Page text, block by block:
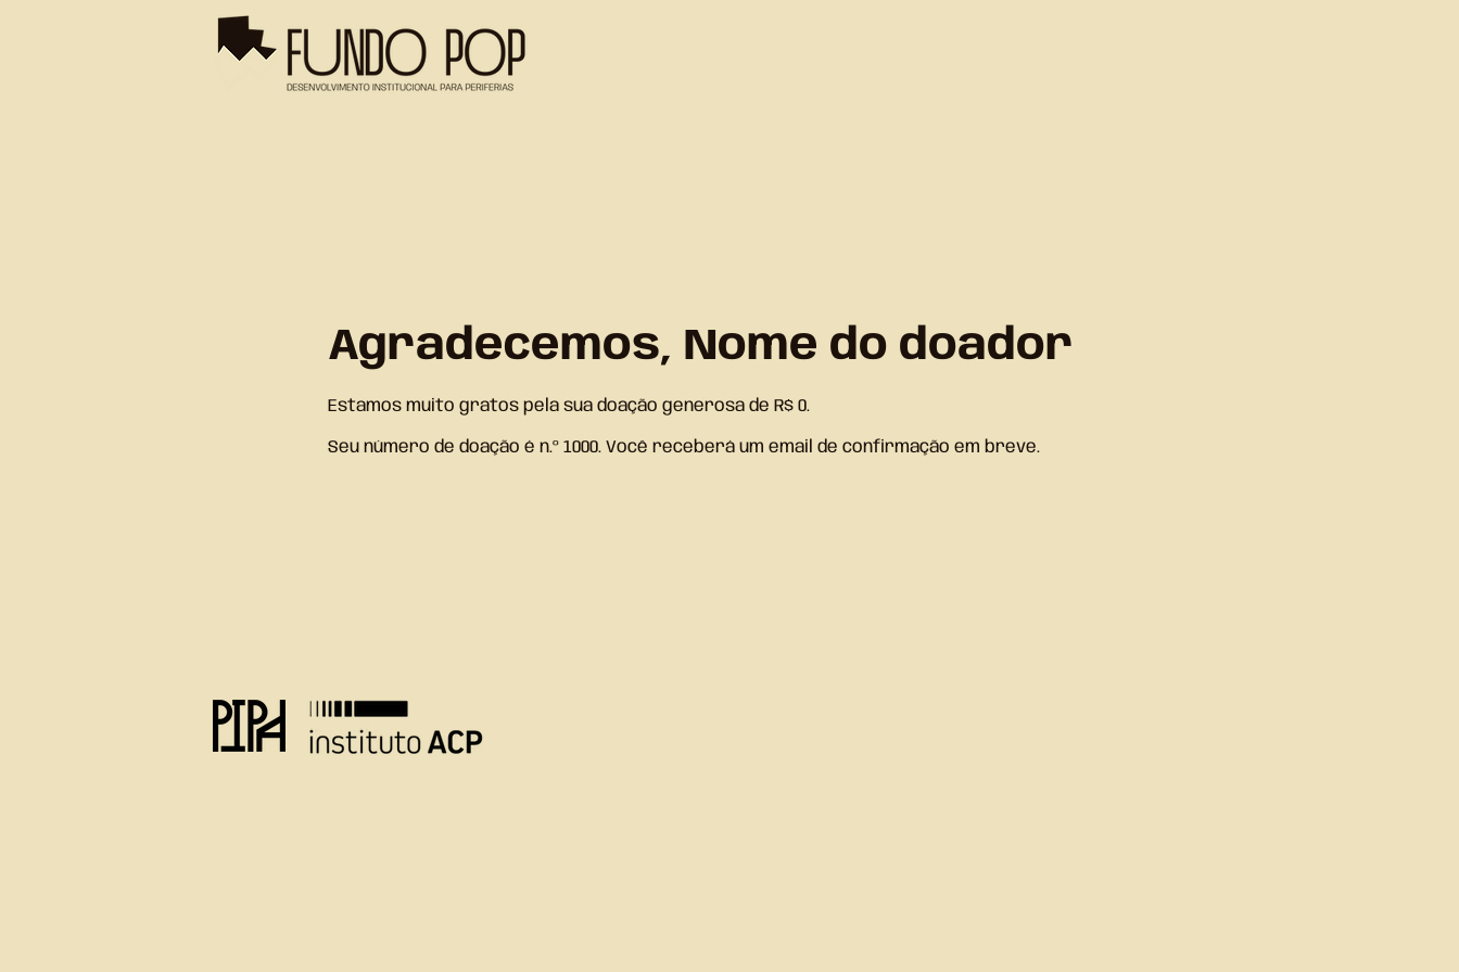
Agradecemos, Nome do doador
Estamos muito gratos pela sua doação generosa de R$ 0.
Seu número de doação é n.º 1000. Você receberá um email de confirmação em breve.